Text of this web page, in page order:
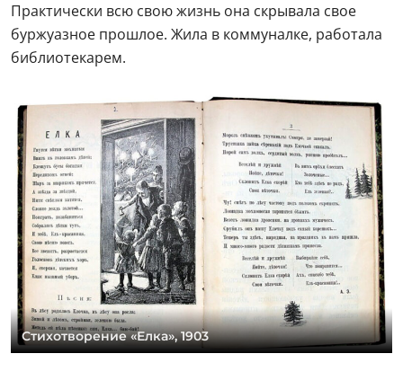
Практически всю свою жизнь она скрывала свое
буржуазное прошлое. Жила в коммуналке, работала
библиотекарем.
Стихотворение «Елка», 1903